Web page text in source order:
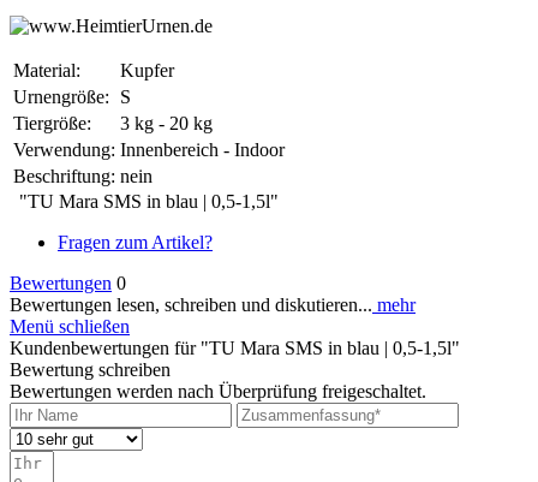
Material:
Kupfer
Urnengröße:
S
Tiergröße:
3 kg - 20 kg
Verwendung: Innenbereich - Indoor
Beschriftung: nein
"TU Mara SMS in blau | 0,5-1,5l"
Fragen zum Artikel?
Bewertungen 0
Bewertungen lesen, schreiben und diskutieren... mehr
Menü schließen
Kundenbewertungen für "TU Mara SMS in blau | 0,5-1,5l"
Bewertung schreiben
Bewertungen werden nach Überprüfung freigeschaltet.